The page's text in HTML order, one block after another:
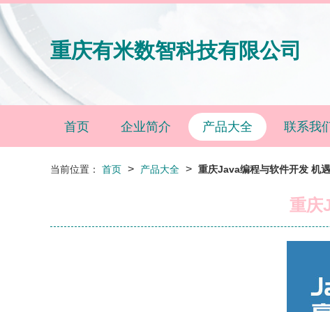
重庆有米数智科技有限公司
首页 企业简介 产品大全 联系我
当前位置： 首页 > 产品大全 > 重庆Java编程与软件开发 机
重庆